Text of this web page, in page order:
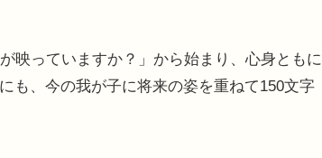
映っていますか？」から始まり、心身ともに
も、今の我が子に将来の姿を重ねて150文字